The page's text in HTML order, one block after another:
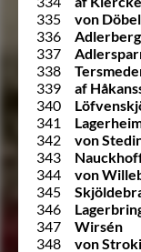
335
von
336
Adlerberg
337
338
339
af
340
341
342
von
343
344
von
345
346
347
Wirsén
348
von